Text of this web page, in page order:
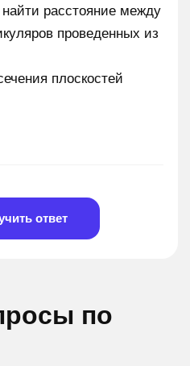
расстояние между
проведенных из
плоскостей
ответ
по